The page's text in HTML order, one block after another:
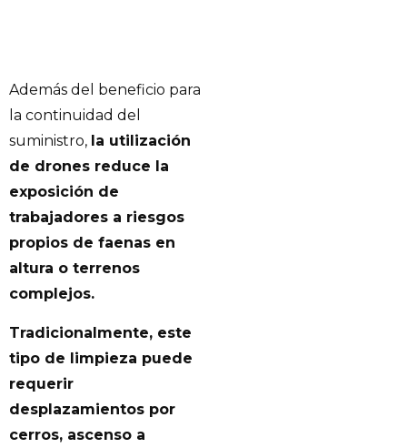
Además del beneficio para
la continuidad del
suministro, la utilización
de drones reduce la
exposición de
trabajadores a riesgos
propios de faenas en
altura o terrenos
complejos.
Tradicionalmente, este
tipo de limpieza puede
requerir
desplazamientos por
cerros, ascenso a